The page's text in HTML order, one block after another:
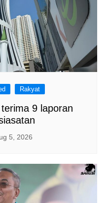
Rakyat
9 laporan
5, 2026